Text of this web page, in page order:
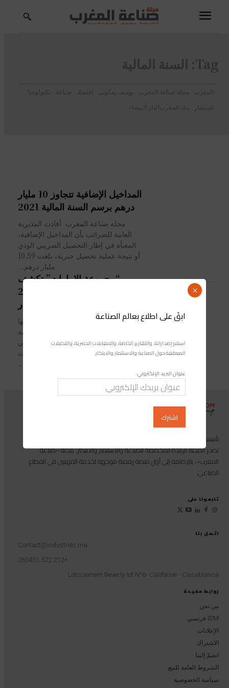
Tag: السنة المالية
المغرب مجلة صناعة المغرب يوسف يعكوبي اقتصاد صناعة
تكنولوجيا
استثمار
بنك المغرب الدار البيضاء
المداخيل الإضافية تتجاوز 10 مليار
درهم برسم السنة المالية 2021
مجلة صناعة المغرب أفادت المديرية
العامة للضرائب بأن المداخيل الإضافية،
المعبأة في إطار التحصيل الضريبي الودي
أو نتيجة عملية تحصيل جبرية، بلغت 10,59
مليار درهم...
“مجموعة الإمارات” تكشف
نتائجها نصف السنوية 2021
كشفت "مجموعة الإمارات" للطيران نتائجها
عن الأشهر الستة الأولى من سنتها المالية
الجارية 2021/2022. وحسب بيان صحفي
للمجموعة الإماراتية الناقلة الجوية، توصلت
به مجلة صناعة...
روابط مفيدة
من نحن
IDM فرنسي
الإعلانات
الاشتراك
انضمّ إلينا
الشروط العامة للبيع
سياسة الخصوصية
اتصل بنا
Contact@industries.ma
+212 522 260451
Lotissement Beverly-lot N°6- Californie - Casablanca
تصدر المجلة الرائدة المخصصة للصناعة والاستثمار والابتكار: مجلة «صناعة
المغرب»، بالإضافة إلى أول منصة رقمية موجهة لخدمة المهنيين في القطاع
الصناعي.
تابعونا على
ابقَ على اطلاع بعالم الصناعة
استلم إصداراتنا، والتقارير الخاصة، والمقابلات الحصرية، والتحليلات
المعمّقة حول الصناعة والاستثمار والابتكار.
عنوان البريد الإلكتروني:
×